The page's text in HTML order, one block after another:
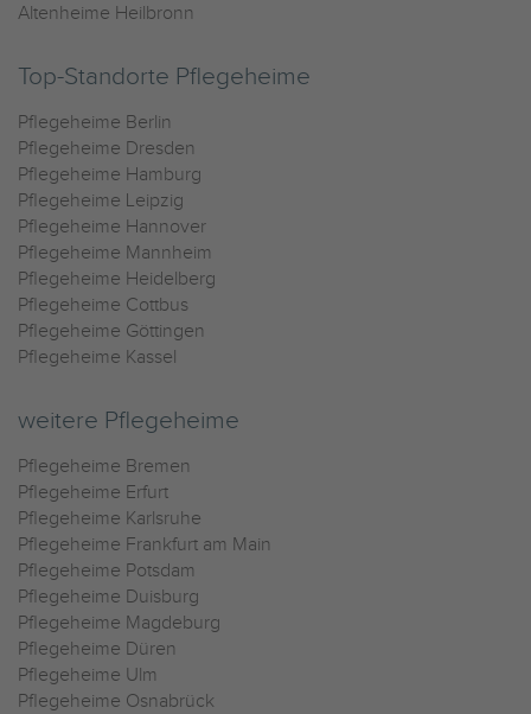
Altenheime Heilbronn
Top-Standorte Pflegeheime
Pflegeheime Berlin
Pflegeheime Dresden
Pflegeheime Hamburg
Pflegeheime Leipzig
Pflegeheime Hannover
Pflegeheime Mannheim
Pflegeheime Heidelberg
Pflegeheime Cottbus
Pflegeheime Göttingen
Pflegeheime Kassel
weitere Pflegeheime
Pflegeheime Bremen
Pflegeheime Erfurt
Pflegeheime Karlsruhe
Pflegeheime Frankfurt am Main
Pflegeheime Potsdam
Pflegeheime Duisburg
Pflegeheime Magdeburg
Pflegeheime Düren
Pflegeheime Ulm
Pflegeheime Osnabrück